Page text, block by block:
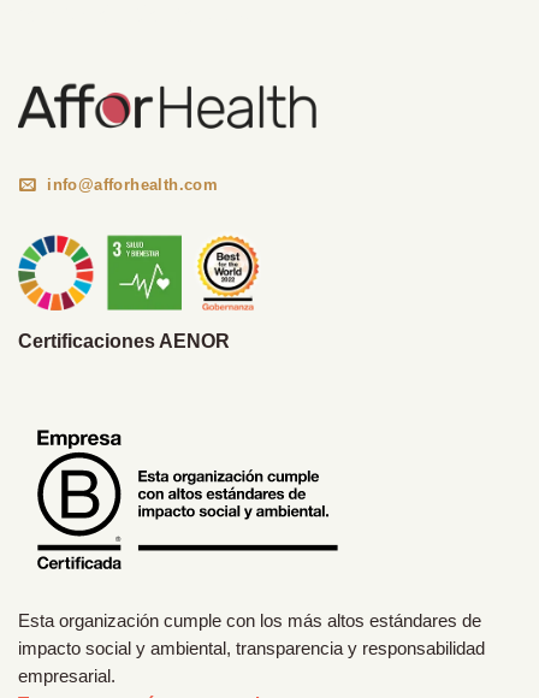
info@afforhealth.com
Certificaciones AENOR
Esta organización cumple con los más altos estándares de
impacto social y ambiental, transparencia y responsabilidad
empresarial.